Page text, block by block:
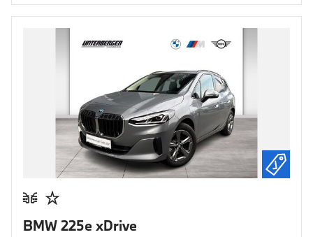
BMW 225e xDrive